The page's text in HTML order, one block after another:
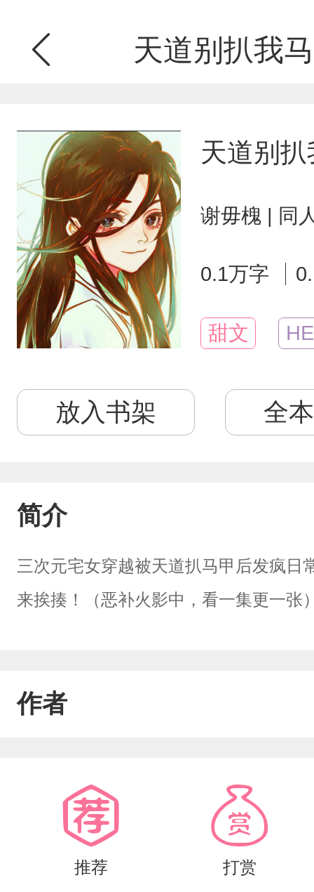
天道别扒我
天道别
谢毋槐 | 同
0.1万字
甜文 HE
放入书架 全
简介
三次元宅女穿越被天道扒马甲后发疯日
来挨揍！（恶补火影中，看一集更一张
作者
推荐 打赏